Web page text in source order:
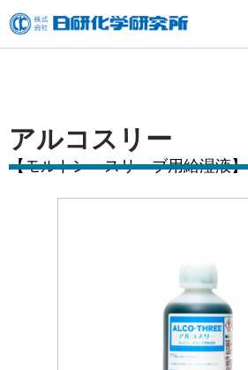
内
キ
ッアルコスリー
【モルトン・スリーブ用給湿液】